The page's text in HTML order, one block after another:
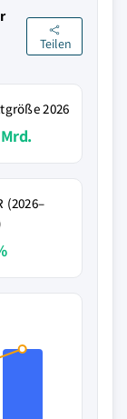
Teilen
2026
(2026–